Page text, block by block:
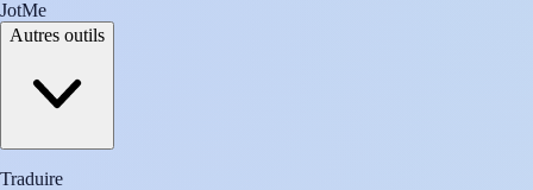
JotMe
Autres outils
Traduire